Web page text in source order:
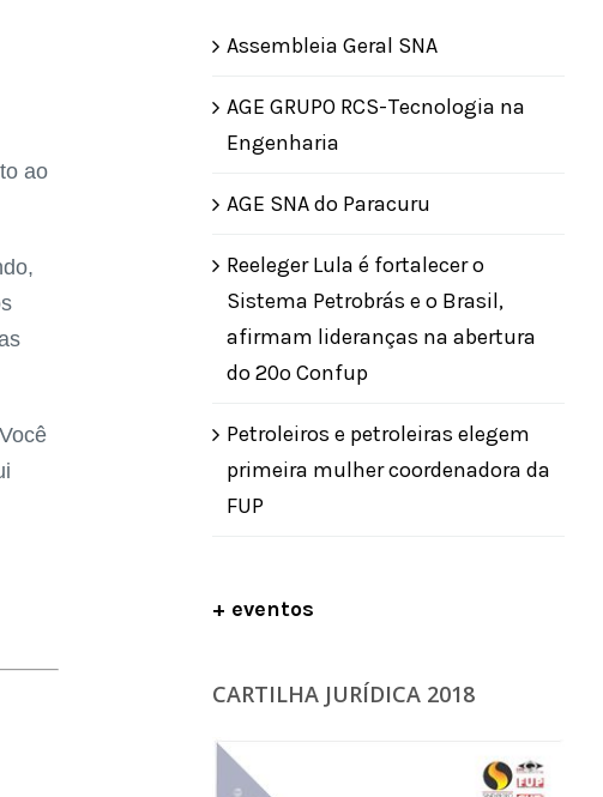
ao
Assembleia Geral SNA
AGE GRUPO RCS-Tecnologia na
Engenharia
AGE SNA do Paracuru
Reeleger Lula é fortalecer o
Sistema Petrobrás e o Brasil,
afirmam lideranças na abertura
do 20º Confup
Petroleiros e petroleiras elegem
primeira mulher coordenadora da
FUP
+ eventos
CARTILHA JURÍDICA 2018